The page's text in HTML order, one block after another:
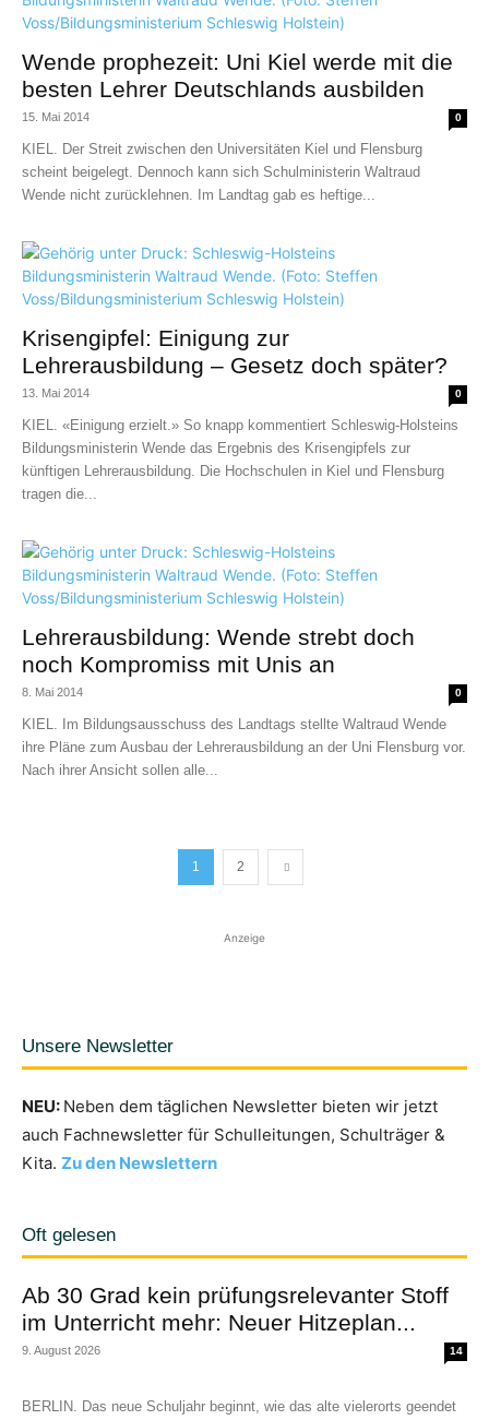
Wende prophezeit: Uni Kiel werde mit die
besten Lehrer Deutschlands ausbilden
15. Mai 2014 0
KIEL. Der Streit zwischen den Universitäten Kiel und Flensburg
scheint beigelegt. Dennoch kann sich Schulministerin Waltraud
Wende nicht zurücklehnen. Im Landtag gab es heftige...
Krisengipfel: Einigung zur
Lehrerausbildung – Gesetz doch später?
13. Mai 2014 0
KIEL. «Einigung erzielt.» So knapp kommentiert Schleswig-Holsteins
Bildungsministerin Wende das Ergebnis des Krisengipfels zur
künftigen Lehrerausbildung. Die Hochschulen in Kiel und Flensburg
tragen die...
Lehrerausbildung: Wende strebt doch
noch Kompromiss mit Unis an
8. Mai 2014 0
KIEL. Im Bildungsausschuss des Landtags stellte Waltraud Wende
ihre Pläne zum Ausbau der Lehrerausbildung an der Uni Flensburg vor.
Nach ihrer Ansicht sollen alle...
1 2
Anzeige
Unsere Newsletter
NEU: Neben dem täglichen Newsletter bieten wir jetzt
auch Fachnewsletter für Schulleitungen, Schulträger &
Kita. Zu den Newslettern
Oft gelesen
Ab 30 Grad kein prüfungsrelevanter Stoff
im Unterricht mehr: Neuer Hitzeplan...
9. August 2026 14
BERLIN. Das neue Schuljahr beginnt, wie das alte vielerorts geendet